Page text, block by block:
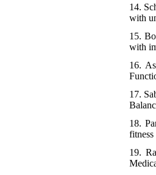
14.
with
15.
with
16.
17.
18.
19.